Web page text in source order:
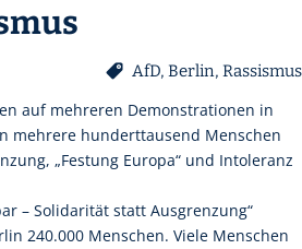
AfD, Berlin, Rassismus
auf mehreren Demonstrationen in
mehrere hunderttausend Menschen
„Festung Europa“ und Intoleranz
– Solidarität statt Ausgrenzung“
240.000 Menschen. Viele Menschen